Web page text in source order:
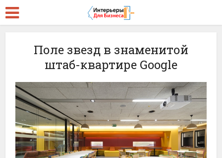
Поле звезд в знаменитой
штаб-квартире Google